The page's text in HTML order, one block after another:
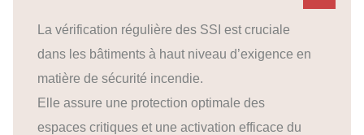
La vérification régulière des SSI est cruciale
dans les bâtiments à haut niveau d’exigence en
matière de sécurité incendie.
Elle assure une protection optimale des
espaces critiques et une activation efficace du